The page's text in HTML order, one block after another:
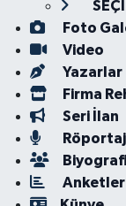
Foto
Video
Yazarlar
Firma
Seri İlan
Röportaj
Biyografi
Anketler